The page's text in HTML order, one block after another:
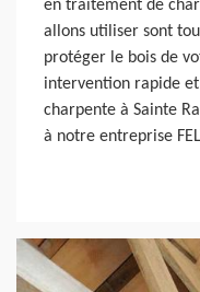
en traitement de
allons utiliser sont
protéger le bois de
intervention rapide
charpente à Sainte
à notre entreprise